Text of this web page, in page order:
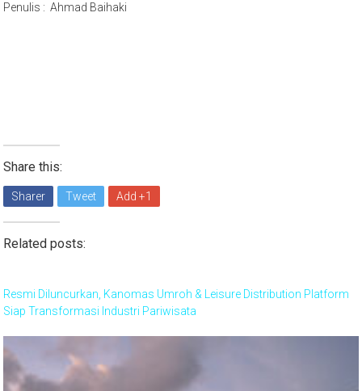
Penulis : Ahmad Baihaki
Share this:
Sharer Tweet Add +1
Related posts:
Resmi Diluncurkan, Kanomas Umroh & Leisure Distribution Platform
Siap Transformasi Industri Pariwisata